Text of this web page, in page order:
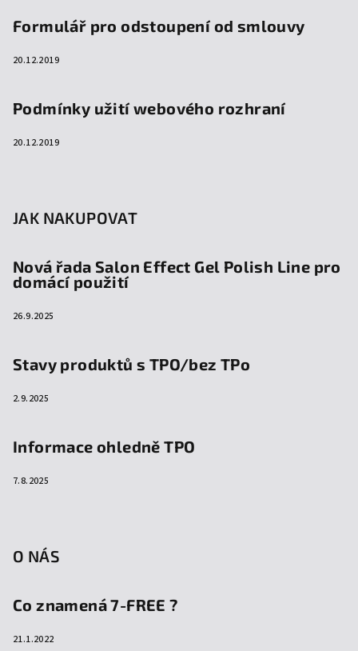
Formulář pro odstoupení od smlouvy
20.12.2019
Podmínky užití webového rozhraní
20.12.2019
JAK NAKUPOVAT
Nová řada Salon Effect Gel Polish Line pro
domácí použití
26.9.2025
Stavy produktů s TPO/bez TPo
2.9.2025
Informace ohledně TPO
7.8.2025
O NÁS
Co znamená 7-FREE ?
21.1.2022